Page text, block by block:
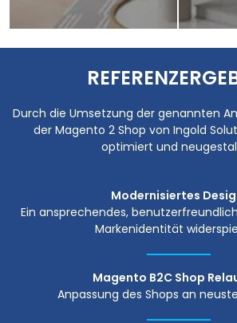
Durch die Umsetzung der genannten
der Magento 2 Shop von Ingold
optimiert und
Modernisiertes
Ein ansprechendes,
Markenidentität
Magento B2C Shop
Anpassung des Shops an